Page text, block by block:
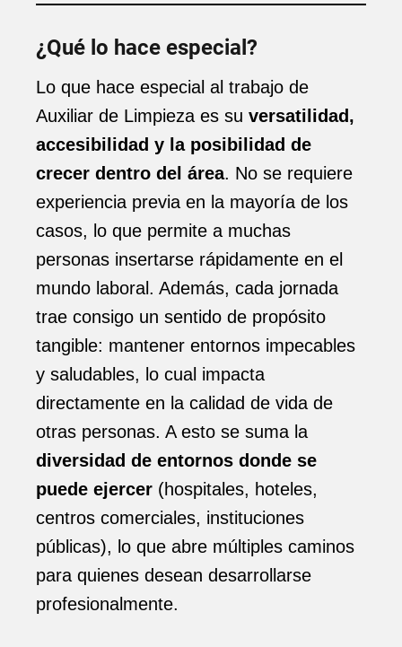
¿Qué lo hace especial?
Lo que hace especial al trabajo de
Auxiliar de Limpieza es su versatilidad,
accesibilidad y la posibilidad de
crecer dentro del área. No se requiere
experiencia previa en la mayoría de los
casos, lo que permite a muchas
personas insertarse rápidamente en el
mundo laboral. Además, cada jornada
trae consigo un sentido de propósito
tangible: mantener entornos impecables
y saludables, lo cual impacta
directamente en la calidad de vida de
otras personas. A esto se suma la
diversidad de entornos donde se
puede ejercer (hospitales, hoteles,
centros comerciales, instituciones
públicas), lo que abre múltiples caminos
para quienes desean desarrollarse
profesionalmente.